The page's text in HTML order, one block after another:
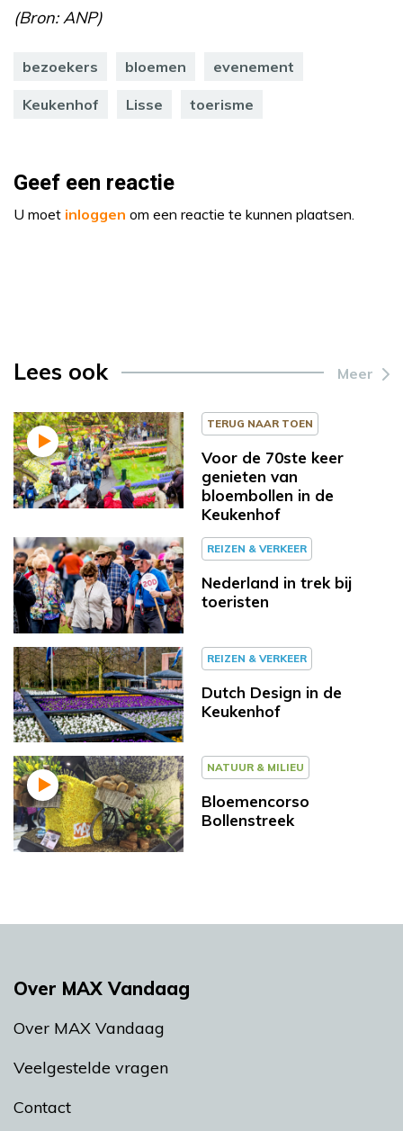
(Bron: ANP)
bezoekers bloemen evenement
Keukenhof Lisse toerisme
Geef een reactie
U moet inloggen om een reactie te kunnen plaatsen.
Lees ook Meer
TERUG NAAR TOEN
Voor de 70ste keer
genieten van
bloembollen in de
Keukenhof
REIZEN & VERKEER
Nederland in trek bij
toeristen
REIZEN & VERKEER
Dutch Design in de
Keukenhof
NATUUR & MILIEU
Bloemencorso
Bollenstreek
Over MAX Vandaag
Over MAX Vandaag
Veelgestelde vragen
Contact